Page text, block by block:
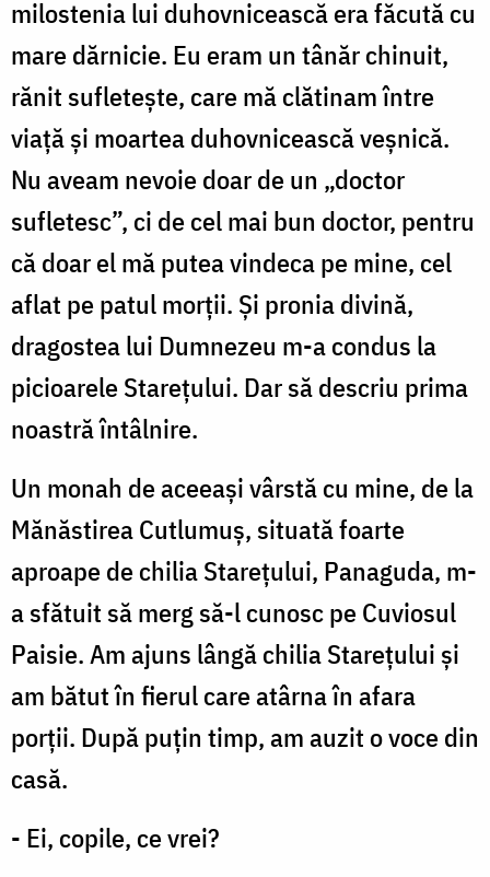
milostenia lui duhovnicească era făcută cu
mare dărnicie. Eu eram un tânăr chinuit,
rănit sufleteşte, care mă clătinam între
viaţă şi moartea duhovnicească veşnică.
Nu aveam nevoie doar de un „doctor
sufletesc”, ci de cel mai bun doctor, pentru
că doar el mă putea vindeca pe mine, cel
aflat pe patul morţii. Şi pronia divină,
dragostea lui Dumnezeu m-a condus la
picioarele Stareţului. Dar să descriu prima
noastră întâlnire.
Un monah de aceeaşi vârstă cu mine, de la
Mănăstirea Cutlumuş, situată foarte
aproape de chilia Stareţului, Panaguda, m-
a sfătuit să merg să-l cunosc pe Cuviosul
Paisie. Am ajuns lângă chilia Stareţului şi
am bătut în fierul care atârna în afara
porţii. După puţin timp, am auzit o voce din
casă.
- Ei, copile, ce vrei?